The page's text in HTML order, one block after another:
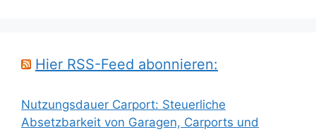
Hier RSS-Feed abonnieren:
Nutzungsdauer Carport: Steuerliche
Absetzbarkeit von Garagen, Carports und